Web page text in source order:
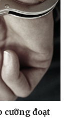
phòng
cưỡng đoạt